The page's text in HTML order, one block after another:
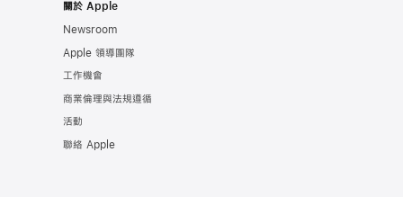
關於 Apple
Newsroom
Apple 領導團隊
工作機會
商業倫理與法規遵循
活動
聯絡 Apple